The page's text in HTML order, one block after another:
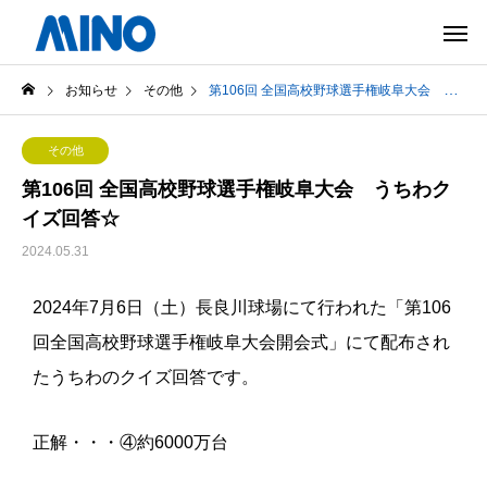
お知らせ その他 第106回 全国高校野球選手権岐阜大会 うちわクイズ回答☆
その他
第106回 全国高校野球選手権岐阜大会 うちわク
イズ回答☆
2024.05.31
2024年7月6日（土）長良川球場にて行われた「第106
回全国高校野球選手権岐阜大会開会式」にて配布され
たうちわのクイズ回答です。
正解・・・④約6000万台